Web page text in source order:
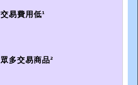
交易費用低¹
眾多交易商品²